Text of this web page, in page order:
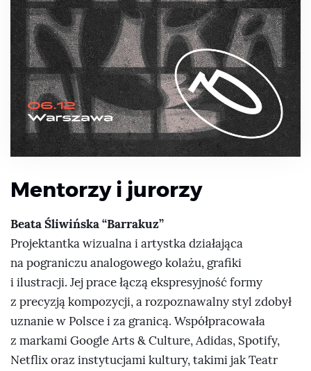
Mentorzy i jurorzy
Beata Śliwińska “Barrakuz”
Projektantka wizualna i artystka działająca
na pograniczu analogowego kolażu, grafiki
i ilustracji. Jej prace łączą ekspresyjność formy
z precyzją kompozycji, a rozpoznawalny styl zdobył
uznanie w Polsce i za granicą. Współpracowała
z markami Google Arts & Culture, Adidas, Spotify,
Netflix oraz instytucjami kultury, takimi jak Teatr